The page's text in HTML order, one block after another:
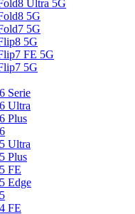
Ultra 5G
5G
5G
5G
FE 5G
5G
Serie
Ultra
Plus
Ultra
Plus
FE
Edge
FE